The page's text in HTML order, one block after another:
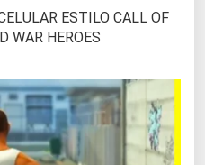
ESTILO CALL OF
WAR HEROES